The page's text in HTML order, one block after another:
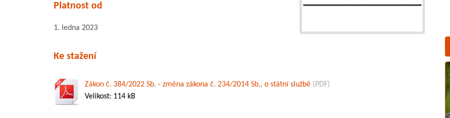
Platnost od
1. ledna 2023
Ke stažení
Zákon č. 384/2022 Sb. - změna zákona č. 234/2014 Sb., o státní službě (PDF)
Velikost: 114 kB